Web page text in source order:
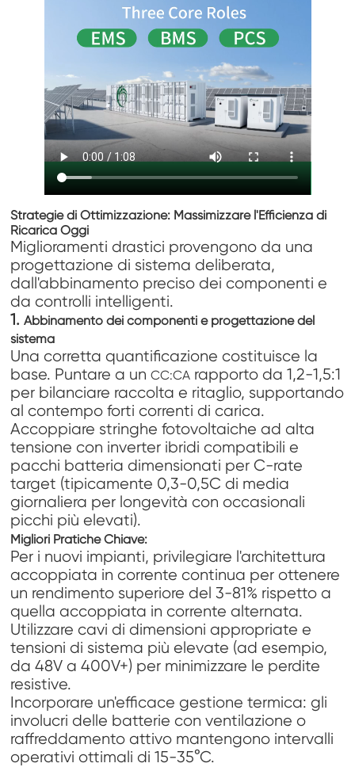
Strategie di Ottimizzazione: Massimizzare l'Efficienza di
Ricarica Oggi
Miglioramenti drastici provengono da una
progettazione di sistema deliberata,
dall'abbinamento preciso dei componenti e
da controlli intelligenti.
1.Abbinamento dei componenti e progettazione del
sistema
Una corretta quantificazione costituisce la
base. Puntare a unCC:CA rapporto da 1,2-1,5:1
per bilanciare raccolta e ritaglio, supportando
al contempo forti correnti di carica.
Accoppiare stringhe fotovoltaiche ad alta
tensione con inverter ibridi compatibili e
pacchi batteria dimensionati per C-rate
target (tipicamente 0,3-0,5C di media
giornaliera per longevità con occasionali
picchi più elevati).
Migliori Pratiche Chiave:
Per i nuovi impianti, privilegiare l'architettura
accoppiata in corrente continua per ottenere
un rendimento superiore del 3-81% rispetto a
quella accoppiata in corrente alternata.
Utilizzare cavi di dimensioni appropriate e
tensioni di sistema più elevate (ad esempio,
da 48V a 400V+) per minimizzare le perdite
resistive.
Incorporare un'efficace gestione termica: gli
involucri delle batterie con ventilazione o
raffreddamento attivo mantengono intervalli
operativi ottimali di 15-35°C.